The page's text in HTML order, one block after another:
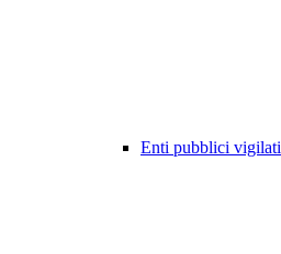
Enti pubblici vigilati